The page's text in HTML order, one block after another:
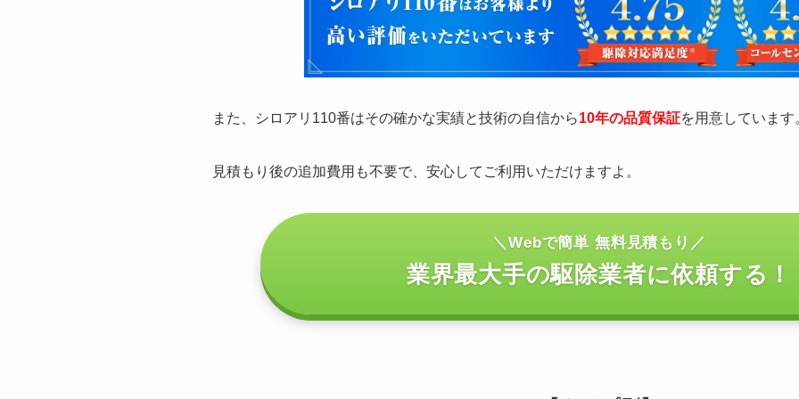
また、シロアリ110番はその確かな実績と技術の自信から10年の品質保証を用意しています
見積もり後の追加費用も不要で、安心してご利用いただけますよ。
＼Webで簡単 無料見積もり／
業界最大手の駆除業者に依頼する！